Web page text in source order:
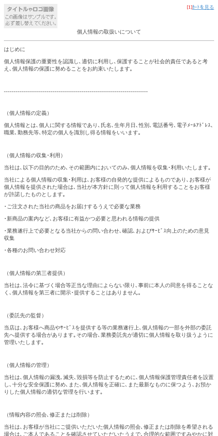
[1]ｶｰﾄを見る
個人情報の取扱いについて
はじめに
個人情報保護の重要性を認識し､適切に利用し､保護することが社会的責任であると考
え､個人情報の保護に努めることをお約束いたします｡
--------------------------------------------------------------------------
（個人情報の定義）
個人情報とは､個人に関する情報であり､氏名､生年月日､性別､電話番号､電子ﾒｰﾙｱﾄﾞﾚｽ､
職業､勤務先等､特定の個人を識別し得る情報をいいます｡
（個人情報の収集･利用）
当社は､以下の目的のため､その範囲内においてのみ､個人情報を収集･利用いたします｡
当社による個人情報の収集･利用は､お客様の自発的な提供によるものであり､お客様が
個人情報を提供された場合は､当社が本方針に則って個人情報を利用することをお客様
が許諾したものとします｡
･ご注文された当社の商品をお届けするうえで必要な業務
･新商品の案内など､お客様に有益かつ必要と思われる情報の提供
･業務遂行上で必要となる当社からの問い合わせ､確認､およびｻｰﾋﾞｽ向上のための意見
収集
･各種のお問い合わせ対応
（個人情報の第三者提供）
当社は､法令に基づく場合等正当な理由によらない限り､事前に本人の同意を得ることな
く､個人情報を第三者に開示･提供することはありません｡
（委託先の監督）
当店は､お客様へ商品やｻｰﾋﾞｽを提供する等の業務遂行上､個人情報の一部を外部の委託
先へ提供する場合があります｡その場合､業務委託先が適切に個人情報を取り扱うように
管理いたします｡
（個人情報の管理）
当社は､個人情報の漏洩､滅失､毀損等を防止するために､個人情報保護管理責任者を設置
し､十分な安全保護に努め､また､個人情報を正確に､また最新なものに保つよう､お預か
りした個人情報の適切な管理を行います｡
（情報内容の照会､修正または削除）
当社は､お客様が当社にご提供いただいた個人情報の照会､修正または削除を希望される
場合は､ご本人であることを確認させていただいたうえで､合理的な範囲ですみやかに対